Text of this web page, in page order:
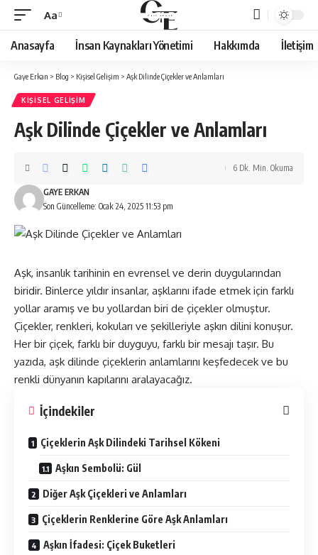
Font
Resizer
Aa
Anasayfa İnsan Kaynakları Yönetimi Hakkımda İletişim
Gaye Erkan > Blog > Kişisel Gelişim > Aşk Dilinde Çiçekler ve Anlamları
KIŞISEL GELIŞIM
Aşk Dilinde Çiçekler ve Anlamları
Son Güncelleme: Ocak 24, 2025 11:53 pm
GAYE ERKAN
6 Dk. Min. Okuma
Aşk, insanlık tarihinin en evrensel ve derin duygularından
biridir. Binlerce yıldır insanlar, aşklarını ifade etmek için farklı
yollar aramış ve bu yollardan biri de çiçekler olmuştur.
Çiçekler, renkleri, kokuları ve şekilleriyle aşkın dilini konuşur.
Her bir çiçek, farklı bir duyguyu, farklı bir mesajı taşır. Bu
yazıda, aşk dilinde çiçeklerin anlamlarını keşfedecek ve bu
renkli dünyanın kapılarını aralayacağız.
İçindekiler
Çiçeklerin Aşk Dilindeki Tarihsel Kökeni
Aşkın Sembolü: Gül
Diğer Aşk Çiçekleri ve Anlamları
Çiçeklerin Renklerine Göre Aşk Anlamları
Aşkın İfadesi: Çiçek Buketleri